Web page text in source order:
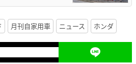
月刊自家用車 ニュース ホンダ